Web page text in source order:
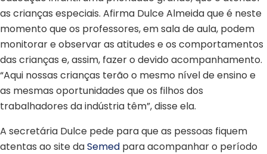
as crianças especiais. Afirma Dulce Almeida que é neste
momento que os professores, em sala de aula, podem
monitorar e observar as atitudes e os comportamentos
das crianças e, assim, fazer o devido acompanhamento.
“Aqui nossas crianças terão o mesmo nível de ensino e
as mesmas oportunidades que os filhos dos
trabalhadores da indústria têm”, disse ela.
A secretária Dulce pede para que as pessoas fiquem
atentas ao site daSemed para acompanhar o período